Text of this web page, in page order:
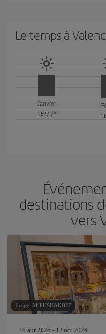
Le temps à
Janvier
15º /7º
destinations
vers
Image: AURUSHAKOFF
16 abr 2026 - 12 oct 2026